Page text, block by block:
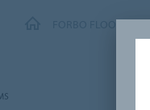
FORBO FLOORING